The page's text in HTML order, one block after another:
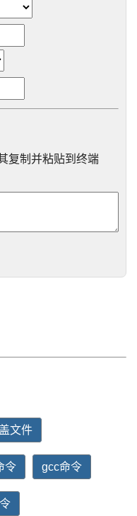
复制并粘贴到终端
文件
令 gcc命令